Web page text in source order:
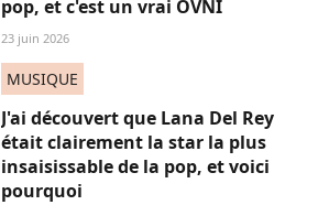
pop, et c'est un vrai OVNI
23 juin 2026
MUSIQUE
J'ai découvert que Lana Del Rey
était clairement la star la plus
insaisissable de la pop, et voici
pourquoi